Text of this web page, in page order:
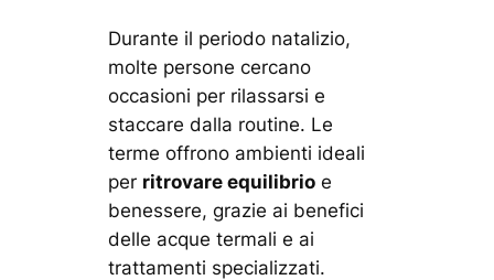
Durante il periodo natalizio,
molte persone cercano
occasioni per rilassarsi e
staccare dalla routine. Le
terme offrono ambienti ideali
per ritrovare equilibrioe
benessere, grazie ai benefici
delle acque termali e ai
trattamenti specializzati.